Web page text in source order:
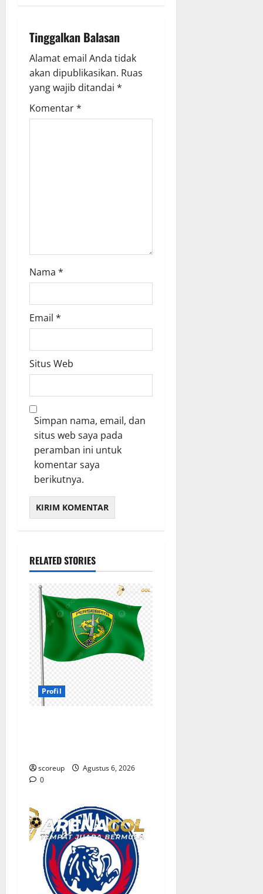
g
a
t
i
Tinggalkan Balasan
Alamat email Anda tidak
akan dipublikasikan. Ruas
yang wajib ditandai *
Komentar*
Nama *
Email *
Situs Web
Simpan nama, email, dan
situs web saya pada
peramban ini untuk
komentar saya
berikutnya.
RELATED STORIES
Profil
scoreup
Agustus 6, 2026
0